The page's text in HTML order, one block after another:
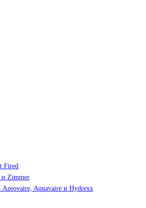
Fired
и Zimmer
Aquavaire и Hydrexx